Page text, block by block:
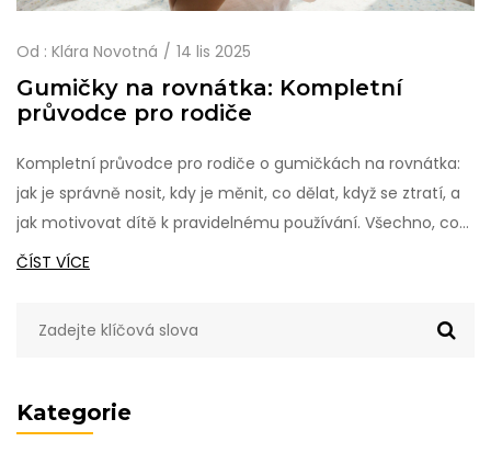
Kategorie
Od : Klára Novotná 14 lis 2025
Gumičky na rovnátka: Kompletní
průvodce pro rodiče
Kompletní průvodce pro rodiče o gumičkách na rovnátka:
jak je správně nosit, kdy je měnit, co dělat, když se ztratí, a
jak motivovat dítě k pravidelnému používání. Všechno, co
potřebujete vědět.
ČÍST VÍCE